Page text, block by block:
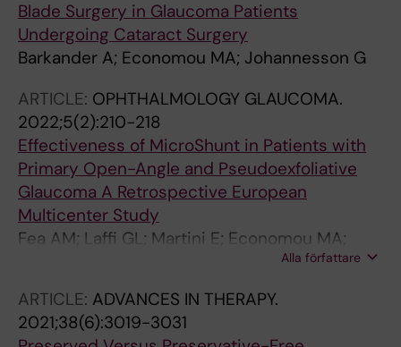
Blade Surgery in Glaucoma Patients
Undergoing Cataract Surgery
Barkander A; Economou MA; Johannesson G
ARTICLE: OPHTHALMOLOGY GLAUCOMA.
2022;5(2):210-218
Effectiveness of MicroShunt in Patients with
Primary Open-Angle and Pseudoexfoliative
Glaucoma A Retrospective European
Multicenter Study
Fea AM; Laffi GL; Martini E; Economou MA;
Alla författare
ARTICLE: ADVANCES IN THERAPY.
2021;38(6):3019-3031